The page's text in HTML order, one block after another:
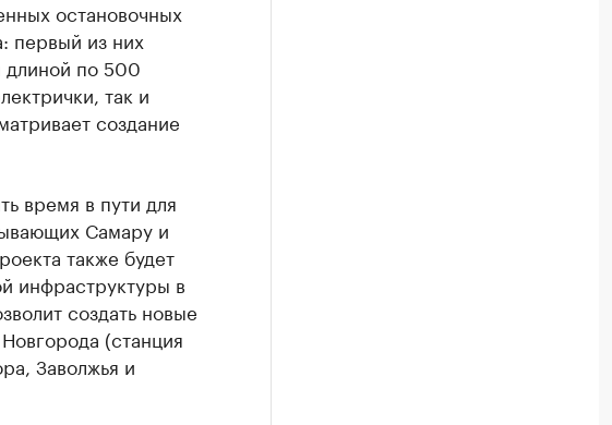
остановочных
первый из них
длиной по 500
так и
создание
время в пути для
Самару и
также будет
инфраструктуры в
создать новые
(станция
Заволжья и